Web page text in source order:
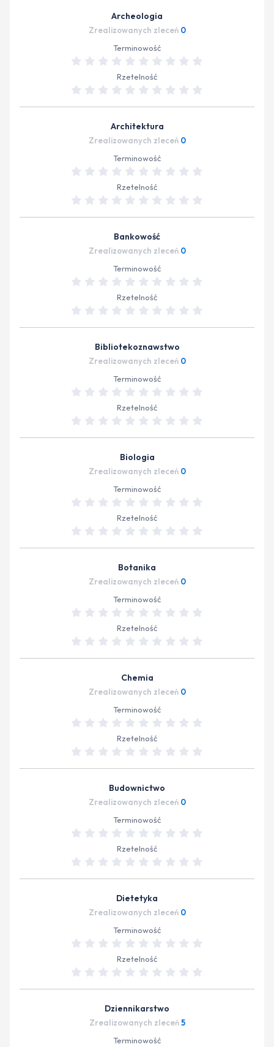
Archeologia
Zrealizowanych zleceń 0
Terminowość
Rzetelność
Architektura
Zrealizowanych zleceń 0
Terminowość
Rzetelność
Bankowość
Zrealizowanych zleceń 0
Terminowość
Rzetelność
Bibliotekoznawstwo
Zrealizowanych zleceń 0
Terminowość
Rzetelność
Biologia
Zrealizowanych zleceń 0
Terminowość
Rzetelność
Botanika
Zrealizowanych zleceń 0
Terminowość
Rzetelność
Chemia
Zrealizowanych zleceń 0
Terminowość
Rzetelność
Budownictwo
Zrealizowanych zleceń 0
Terminowość
Rzetelność
Dietetyka
Zrealizowanych zleceń 0
Terminowość
Rzetelność
Dziennikarstwo
Zrealizowanych zleceń5
Terminowość